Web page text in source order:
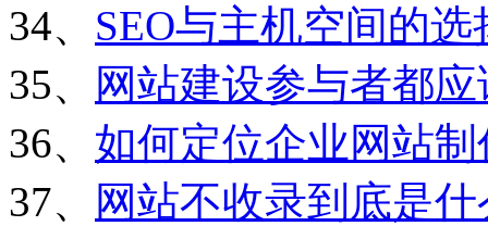
34、 SEO与主机空间的选
35、
网站建设参与者都
36、 如何定位企业网站
37、
网站不收录到底是